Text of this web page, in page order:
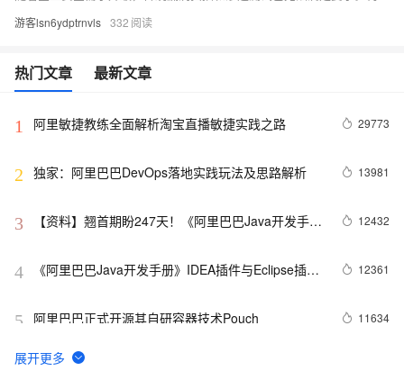
游客lsn6ydptrnvls 332
热门文章 最新文章
1 阿里敏捷教练全面解析淘宝直播敏捷实践之路 29773
2 独家：阿里巴巴DevOps落地实践玩法及思路解析 13981
3
【资料】翘首期盼247天！《阿里巴巴Java开发手
12432
4
《阿里巴巴Java开发手册》IDEA插件与Eclipse插件
12361
5 阿里巴巴正式开源其自研容器技术Pouch 11634
6 如何让测试少加班？阿里Mock平台使用方法揭秘！